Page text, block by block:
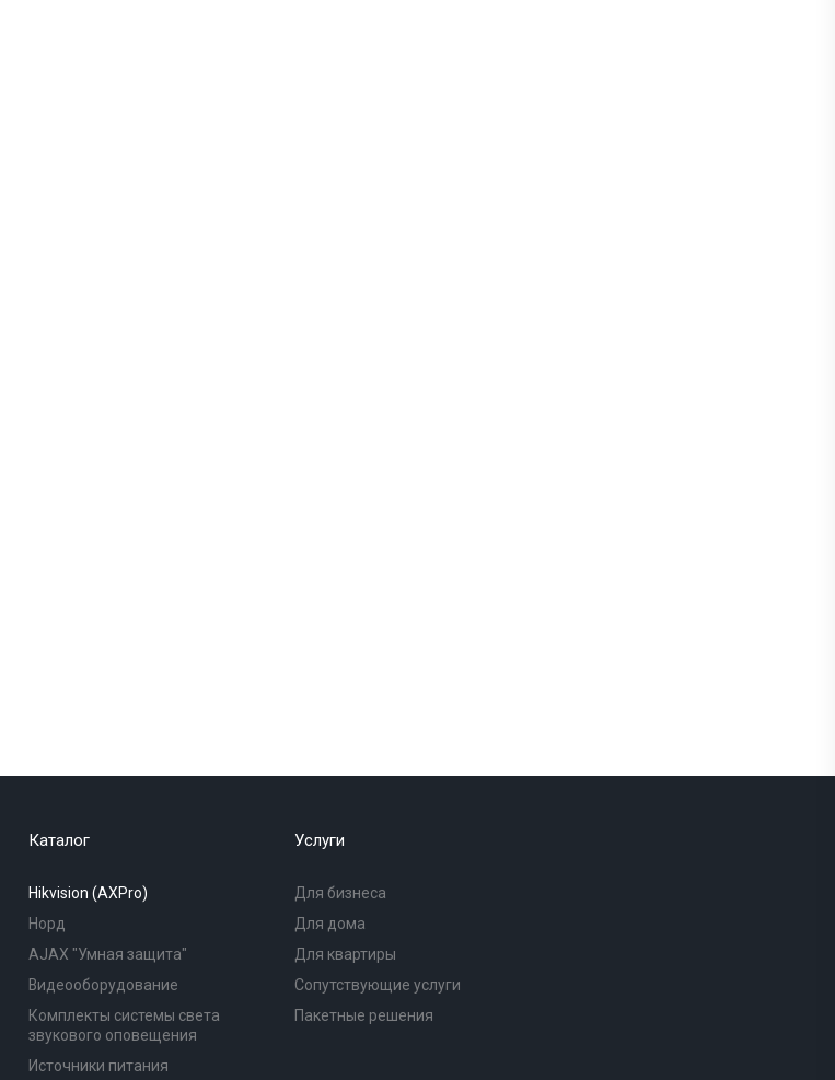
Каталог
Hikvision (AXPro)
Норд
AJAX "Умная защита"
Видеооборудование
Комплекты системы света
звукового оповещения
Источники питания
Услуги
Для бизнеса
Для дома
Для квартиры
Сопутствующие услуги
Пакетные решения